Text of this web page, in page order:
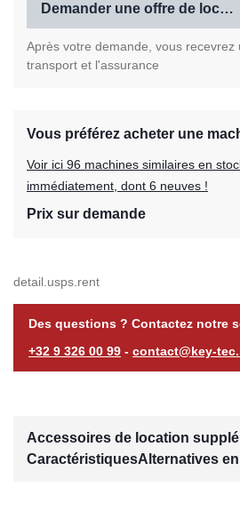
Demander une offre de
Après votre demande, vous recevrez
transport et l'assurance
Vous préférez acheter une
Voir ici 96 machines similaires en
immédiatement, dont 6 neuves !
Prix sur demande
detail.usps.rent
Des questions ? Contactez notre
+32 9 326 00 99 - contact@key-
Accessoires de location
CaractéristiquesAlternatives